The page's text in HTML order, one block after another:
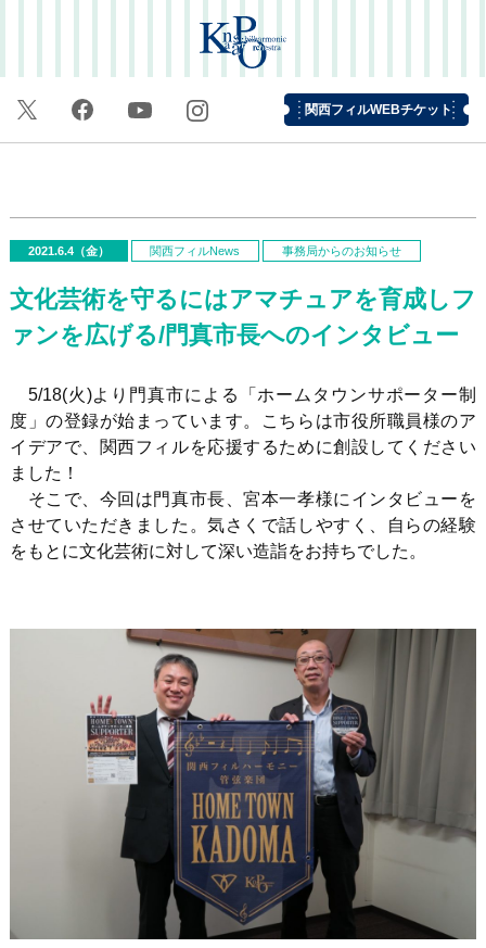
関西フィルWEBチケット
2021.6.4（金） 関西フィルNews 事務局からのお知らせ
文化芸術を守るにはアマチュアを育成しフ
ァンを広げる/門真市長へのインタビュー
5/18(火)より門真市による「ホームタウンサポーター制
度」の登録が始まっています。こちらは市役所職員様のア
イデアで、関西フィルを応援するために創設してください
ました！
そこで、今回は門真市長、宮本一孝様にインタビューを
させていただきました。気さくで話しやすく、自らの経験
をもとに文化芸術に対して深い造詣をお持ちでした。